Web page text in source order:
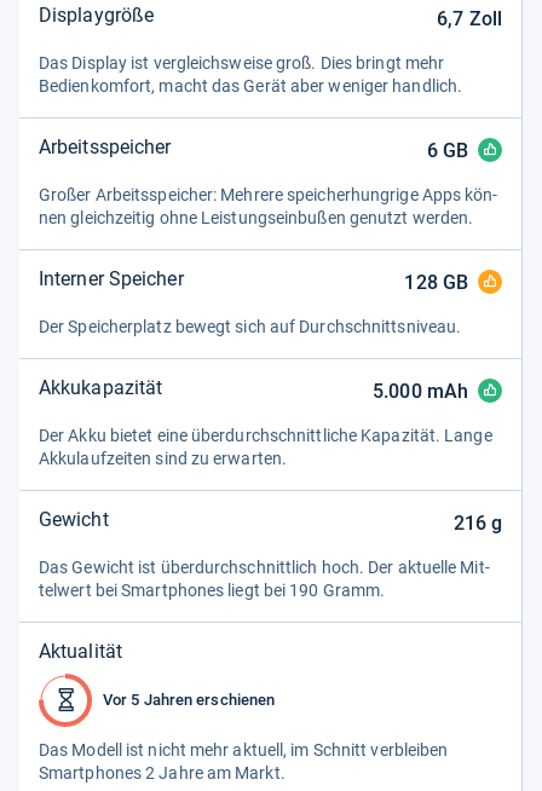
Displaygröße 6,7 Zoll
Das Dis­play ist ver­gleichs­weise groß. Dies bringt mehr
Bedien­kom­fort, macht das Gerät aber weni­ger hand­lich.
Arbeitsspeicher 6GB
Großer Arbeitsspei­cher: Meh­rere spei­cher­hung­rige Apps kön­
nen gleich­zei­tig ohne Leis­tungs­ein­bu­ßen genutzt wer­den.
Interner Speicher 128GB
Der Spei­cher­platz bewegt sich auf Durch­schnitts­ni­veau.
Akkukapazität 5.000mAh
Der Akku bie­tet eine über­durch­schnitt­li­che Kapa­zi­tät. Lange
Akku­lauf­zei­ten sind zu erwar­ten.
Gewicht 216g
Das Gewicht ist über­durch­schnitt­lich hoch. Der aktu­elle Mit­
tel­wert bei Smart­pho­nes liegt bei 190 Gramm.
Aktualität
Vor 5 Jahren erschienen
Das Modell ist nicht mehr aktu­ell, im Schnitt ver­blei­ben
Smart­pho­nes 2 Jahre am Markt.